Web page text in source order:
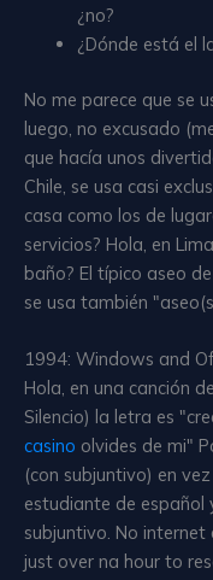
¿no?
¿Dónde está el
No me parece que se
luego, no excusado
que hacía unos
Chile, se usa casi
casa como los de
servicios? Hola, en
baño? El típico aseo
se usa también
1994: Windows and
Hola, en una canción
Silencio) la letra es
casino olvides de mi"
(con subjuntivo) en
estudiante de español
subjuntivo. No
just over na hour to